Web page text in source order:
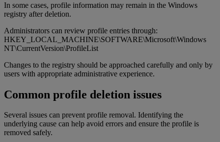
In some cases, profile information may remain in the Windows
registry after deletion.
Administrators can review profile entries through:
HKEY_LOCAL_MACHINE\SOFTWARE\Microsoft\Windows
NT\CurrentVersion\ProfileList
Changes to the registry should be approached carefully and only by
users with appropriate administrative experience.
Common profile deletion issues
Several issues can prevent profile removal. Identifying the
underlying cause can help avoid errors and ensure the profile is
removed safely.